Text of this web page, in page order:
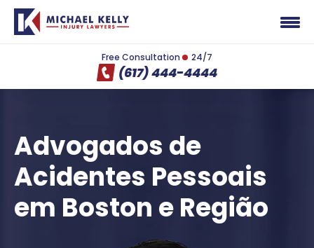
Free Consultation 24/7
(617) 444-4444
Advogados de
Acidentes Pessoais
em Boston e Região